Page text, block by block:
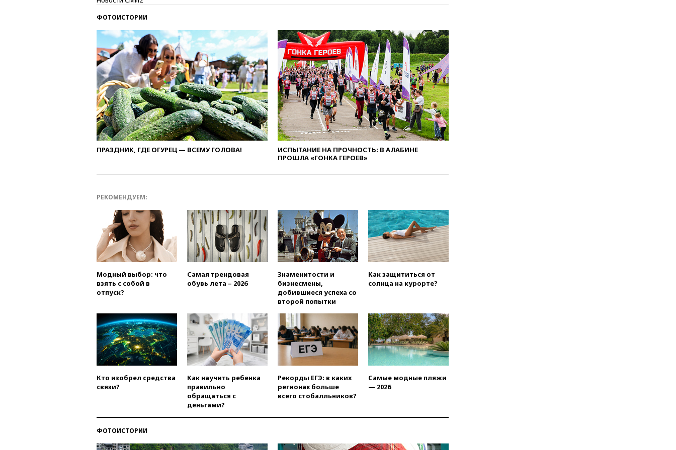
призвала оптимизировать
вчера, 20:15Минтранс
предложил оплачивать
защиту дорог от БПЛА из
средств на ремонт
вчера, 20:00Зеленский 8
августа посетит Сербию с
официальным визитом
вчера, 19:58В Госдуму будет
внесен законопроект об
отмене ЕГЭ
вчера, 19:50Аэропорты Сочи и
Ярославля приостановили
Вэнса на выборах 2028 года
вчера, 19:20Число ломбардов
в РФ превысило максимум
2022 года
вчера, 19:15Жуковский и
возобновили работу
вчера, 19:00
званий добровольцам
вчера, 18:50Euractiv: восток
Финляндии приходит в упадок
без российских туристов
вчера, 18:35 В Жуковском и
введены ограничения
вчера, 18:21
Белгородскую область
ФОТОИСТОРИИ
ПРАЗДНИК, ГДЕ ОГУРЕЦ — ВСЕМУ ГОЛОВА!
ИСПЫТАНИЕ НА ПРОЧНОСТЬ: В АЛАБИНЕ
ПРОШЛА «ГОНКА ГЕРОЕВ»
РЕКОМЕНДУЕМ:
Модный выбор: что
взять с собой в
отпуск?
Самая трендовая
обувь лета – 2026
Знаменитости и
бизнесмены,
добившиеся успеха со
второй попытки
Как защититься от
солнца на курорте?
Кто изобрел средства
связи?
Как научить ребенка
правильно
обращаться с
деньгами?
Рекорды ЕГЭ: в каких
регионах больше
всего стобалльников?
Самые модные пляжи
— 2026
ФОТОИСТОРИИ